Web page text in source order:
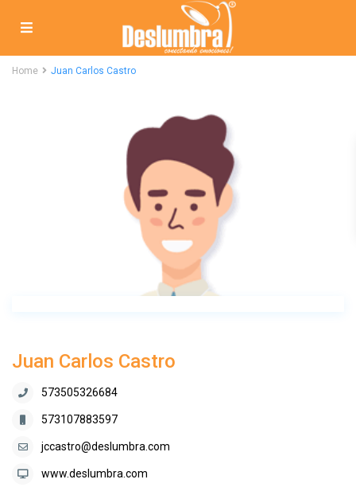
Home Juan Carlos Castro
Juan Carlos Castro
573505326684
573107883597
jccastro@deslumbra.com
www.deslumbra.com